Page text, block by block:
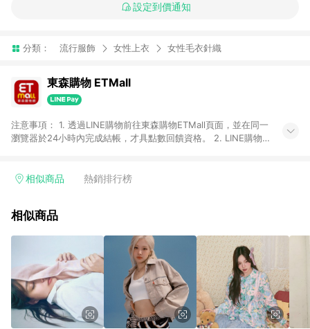
設定到價通知
分類： 流行服飾 女性上衣 女性毛衣針織
東森購物 ETMall
注意事項： 1. 透過LINE購物前往東森購物ETMall頁面，並在同一
瀏覽器於24小時內完成結帳，才具點數回饋資格。 2. LINE購物
單，皆不在點數回饋範圍內。 3. 如購買以下類別商品，將無法獲
球嚴選、商城、專案商品、「草莓網」全館商品。 4. 如取消訂
回饋。 5. 點數回饋會扣除所有折扣優惠後之最終發票金額計算，
實際回饋請依LINE購物通知為主。 6. 訂單如有使用東森購物
ETMall站內之折扣優惠(包含但不限於東森幣、樂透金、東森現金
券等)，不具點數回饋資格。詳細請依東森購物ETMall之結帳頁面
顯示為準。 7. LINE購物設有「單一商品最高回饋點數」機制(特
殊活動時開放「回饋無上限」)，以同一訂單中同一商品不論件數
計算，並依訂單成立時間當下LINE購物所設定的回饋機制為準。
相似商品 熱銷排行榜
相似商品